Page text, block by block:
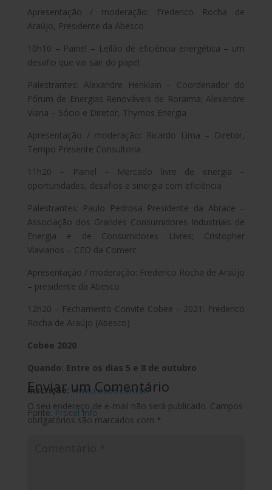
Apresentação / moderação: Frederico Rocha de
Araújo, Presidente da Abesco
10h10 – Painel – Leilão de eficiência energética – um
desafio que vai sair do papel
Palestrantes: Alexandre Henklain – Coordenador do
Fórum de Energias Renováveis de Roraima; Alexandre
Viana – Sócio e Diretor, Thymos Energia
Apresentação / moderação: Ricardo Lima – Diretor,
Tempo Presente Consultoria
11h20 – Painel – Mercado livre de energia –
oportunidades, desafios e sinergia com eficiência
Palestrantes: Paulo Pedrosa Presidente da Abrace –
Associação dos Grandes Consumidores Industriais de
Energia e de Consumidores Livres; Cristopher
Vlavianos – CEO da Comerc
Apresentação / moderação: Frederico Rocha de Araújo
– presidente da Abesco
12h20 – Fechamento Convite Cobee – 2021: Frederico
Rocha de Araújo (Abesco)
Cobee 2020
Quando: Entre os dias 5 e 8 de outubro
Inscrição: www.cobee.com.br/
Fonte:Procel Info
Enviar um Comentário
O seu endereço de e-mail não será publicado. Campos
obrigatórios são marcados com *